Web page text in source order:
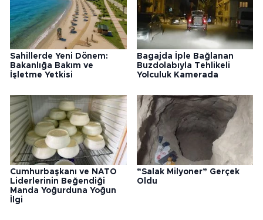
Sahillerde Yeni Dönem:
Bakanlığa Bakım ve
İşletme Yetkisi
Bagajda İple Bağlanan
Buzdolabıyla Tehlikeli
Yolculuk Kamerada
Cumhurbaşkanı ve NATO
Liderlerinin Beğendiği
Manda Yoğurduna Yoğun
İlgi
“Salak Milyoner” Gerçek
Oldu